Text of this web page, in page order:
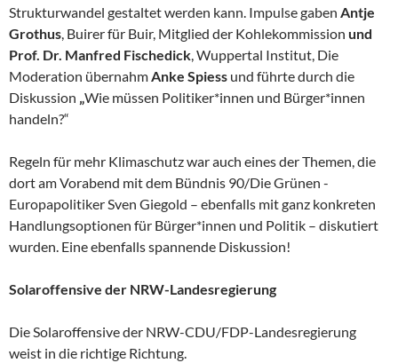
Strukturwandel gestaltet werden kann. Impulse gaben Antje
Grothus, Buirer für Buir, Mitglied der Kohlekommission und
Prof. Dr. Manfred Fischedick, Wuppertal Institut, Die
Moderation übernahmAnke Spiess und führte durch die
Diskussion „Wie müssen Politiker*innen und Bürger*innen
handeln?“
Regeln für mehr Klimaschutz war auch eines der Themen, die
dort am Vorabend mit dem Bündnis 90/Die Grünen -
Europapolitiker Sven Giegold – ebenfalls mit ganz konkreten
Handlungsoptionen für Bürger*innen und Politik – diskutiert
wurden. Eine ebenfalls spannende Diskussion!
Solaroffensive der NRW-Landesregierung
Die Solaroffensive der NRW-CDU/FDP-Landesregierung
weist in die richtige Richtung.